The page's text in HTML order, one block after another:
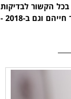
בכל הקשור לבדיקות
HIV וחיים עם HIV | כמה אחוזים מהציבור שמעו על טיפול הPrEP? כמה נבדקו ל-HIV במהלך חייהם וגם ב-2018 -